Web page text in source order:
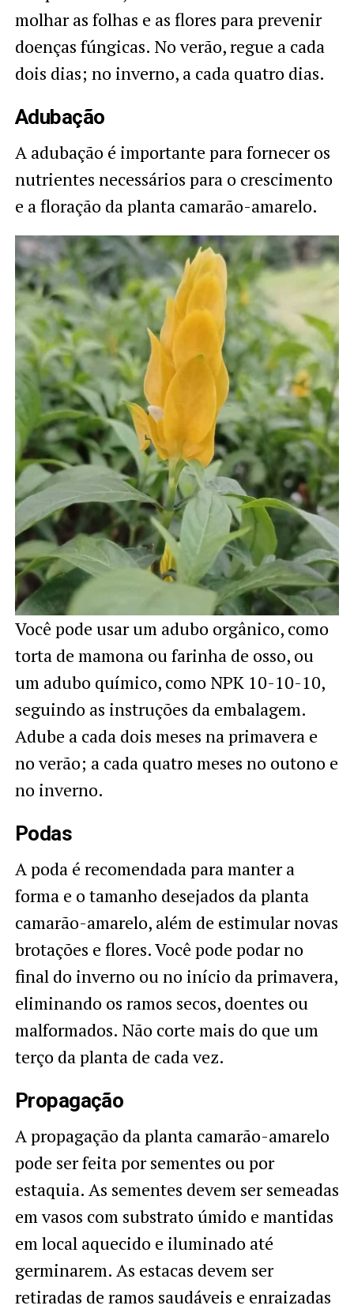
molhar as folhas e as flores para prevenir
doenças fúngicas. No verão, regue a cada
dois dias; no inverno, a cada quatro dias.
Adubação
A adubação é importante para fornecer os
nutrientes necessários para o crescimento
e a floração da planta camarão-amarelo.
Você pode usar um adubo orgânico, como
torta de mamona ou farinha de osso, ou
um adubo químico, como NPK 10-10-10,
seguindo as instruções da embalagem.
Adube a cada dois meses na primavera e
no verão; a cada quatro meses no outono e
no inverno.
Podas
A poda é recomendada para manter a
forma e o tamanho desejados da planta
camarão-amarelo, além de estimular novas
brotações e flores. Você pode podar no
final do inverno ou no início da primavera,
eliminando os ramos secos, doentes ou
malformados. Não corte mais do que um
terço da planta de cada vez.
Propagação
A propagação da planta camarão-amarelo
pode ser feita por sementes ou por
estaquia. As sementes devem ser semeadas
em vasos com substrato úmido e mantidas
em local aquecido e iluminado até
germinarem. As estacas devem ser
retiradas de ramos saudáveis e enraizadas